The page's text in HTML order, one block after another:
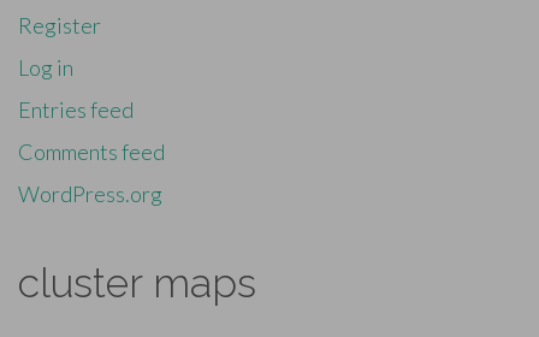
Register
Log in
Entries feed
Comments feed
WordPress.org
cluster maps